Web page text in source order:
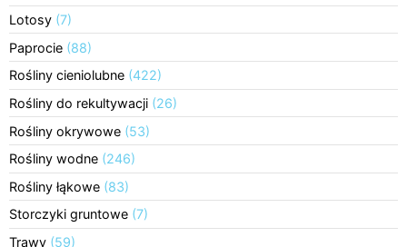
Lotosy (7)
Paprocie (88)
Rośliny cieniolubne (422)
Rośliny do rekultywacji (26)
Rośliny okrywowe (53)
Rośliny wodne (246)
Rośliny łąkowe (83)
Storczyki gruntowe (7)
Trawy (59)